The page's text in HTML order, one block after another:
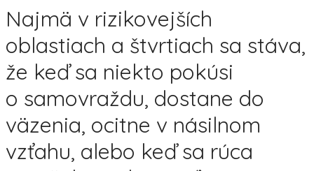
Najmä v rizikovejších
oblastiach a štvrtiach sa stáva,
že keď sa niekto pokúsi
o samovraždu, dostane do
väzenia, ocitne v násilnom
vzťahu, alebo keď sa rúca